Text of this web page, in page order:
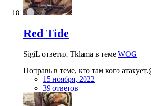
Red Tide
SigiL ответил Tklama в теме WOG
Поправь в теме, кто там кого
15 ноября, 2022
39 ответов